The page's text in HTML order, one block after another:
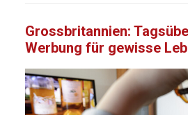
Grossbritannien:
Werbung für gewisse